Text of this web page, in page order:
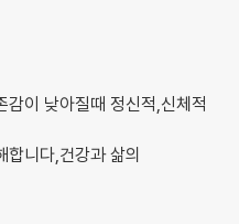
이 낮아질때 정신적,신체적
니다,건강과 삶의